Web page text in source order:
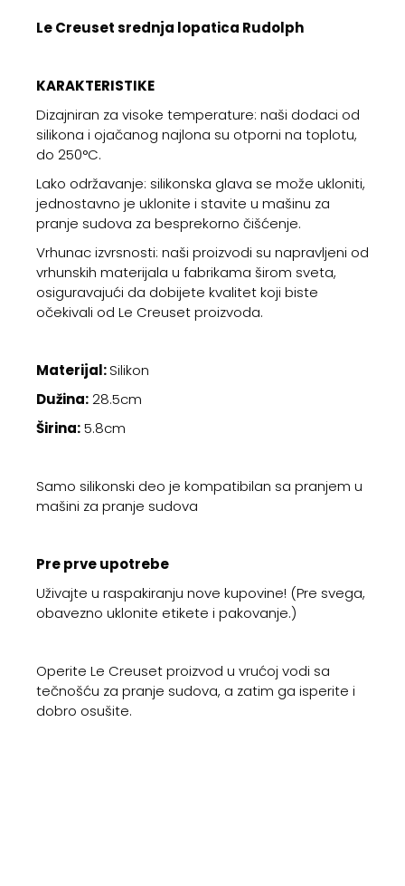
Le Creuset srednja lopatica Rudolph
KARAKTERISTIKE
Dizajniran za visoke temperature: naši dodaci od
silikona i ojačanog najlona su otporni na toplotu,
do 250°C.
Lako održavanje: silikonska glava se može ukloniti,
jednostavno je uklonite i stavite u mašinu za
pranje sudova za besprekorno čišćenje.
Vrhunac izvrsnosti: naši proizvodi su napravljeni od
vrhunskih materijala u fabrikama širom sveta,
osiguravajući da dobijete kvalitet koji biste
očekivali od Le Creuset proizvoda.
Materijal:Silikon
Dužina:28.5cm
Širina:5.8cm
Samo silikonski deo je kompatibilan sa pranjem u
mašini za pranje sudova
Pre prve upotrebe
Uživajte u raspakiranju nove kupovine! (Pre svega,
obavezno uklonite etikete i pakovanje.)
Operite Le Creuset proizvod u vrućoj vodi sa
tečnošću za pranje sudova, a zatim ga isperite i
dobro osušite.